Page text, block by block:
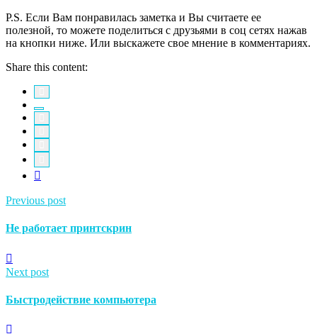
P.S. Если Вам понравилась заметка и Вы считаете ее
полезной, то можете поделиться с друзьями в соц сетях нажав
на кнопки ниже. Или выскажете свое мнение в комментариях.
Share this content:
Previous post
Не работает принтскрин
Next post
Быстродействие компьютера